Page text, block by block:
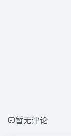
暂无评论